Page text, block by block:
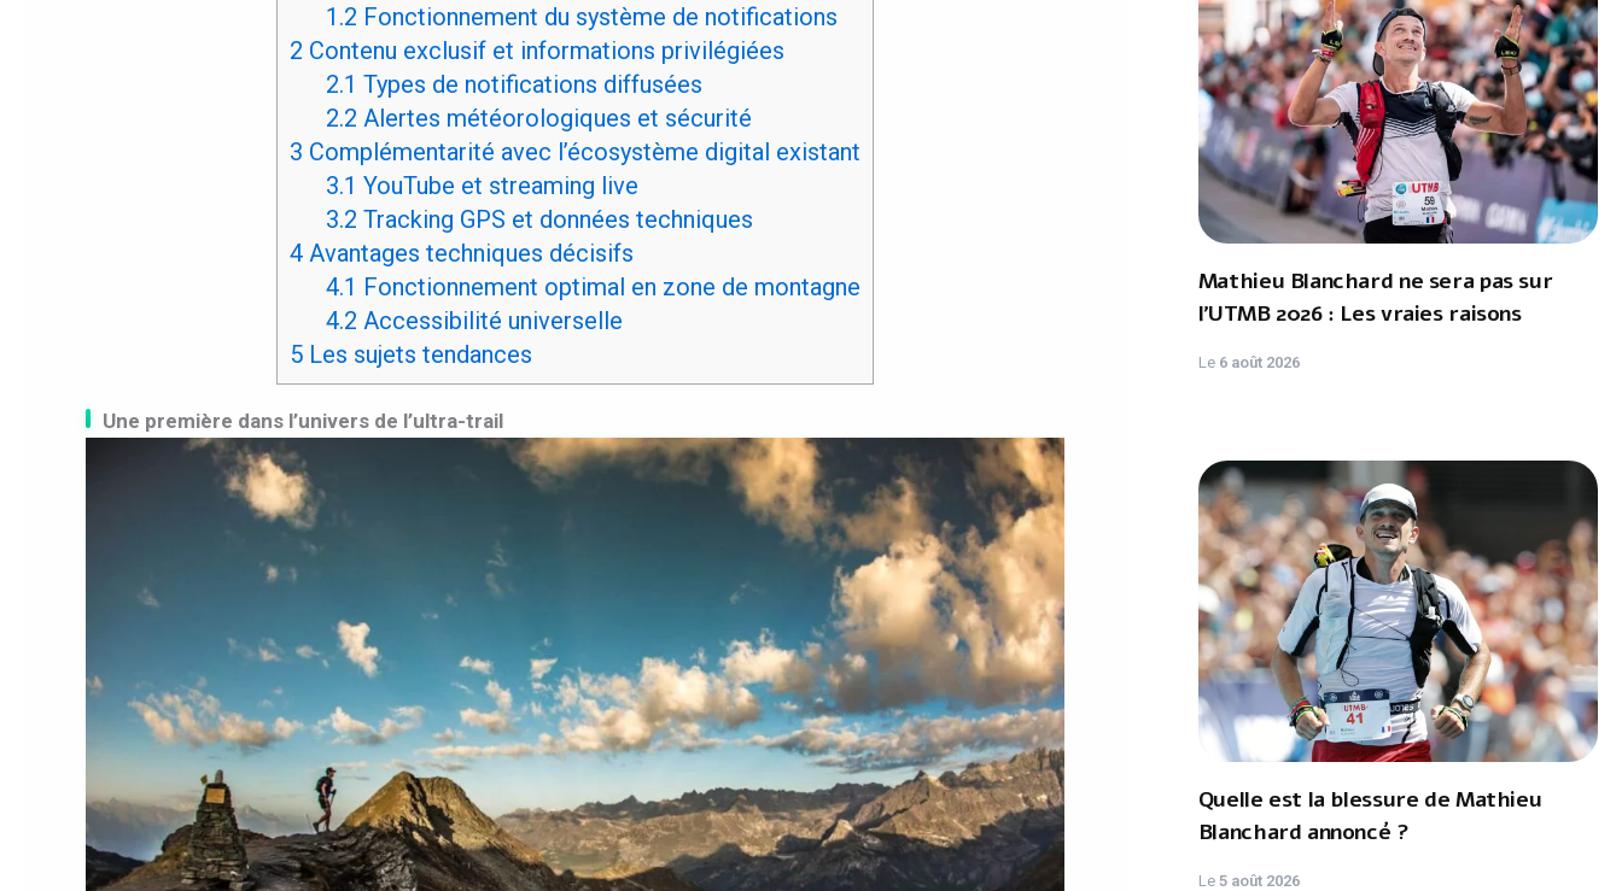
1.2 Fonctionnement du système de notifications
2 Contenu exclusif et informations privilégiées
2.1 Types de notifications diffusées
2.2 Alertes météorologiques et sécurité
3 Complémentarité avec l’écosystème digital existant
3.1 YouTube et streaming live
3.2 Tracking GPS et données techniques
4Avantages techniques décisifs
4.1 Fonctionnement optimal en zone de montagne
4.2 Accessibilité universelle
5Les sujets tendances
Une première dans l’univers de l’ultra-trail
Mathieu Blanchard ne sera pas sur
l'UTMB 2026 : Les vraies raisons
Le 6 août 2026
Quelle est la blessure de Mathieu
Blanchard annoncé ?
Le 5 août 2026